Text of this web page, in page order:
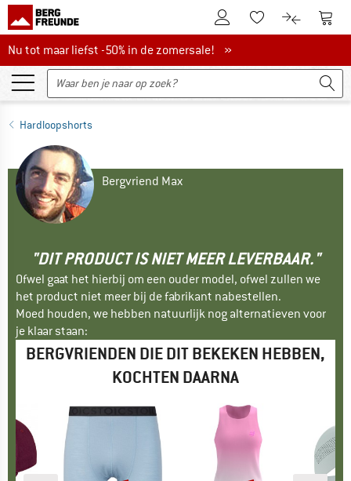
De klantenaccount
Naar deNaar de
Nu tot maar liefst -50% in de zomersale!
Nu tot maar liefst -50% in de zomersale! »
Hardloopshorts
Bergvriend Max
"DIT PRODUCT IS NIET MEER LEVERBAAR."
Ofwel gaat het hierbij om een ouder model, ofwel zullen we
het product niet meer bij de fabrikant nabestellen.
Moed houden, we hebben natuurlijk nog alternatieven voor
je klaar staan:
BERGVRIENDEN DIE DIT BEKEKEN HEBBEN,
KOCHTEN DAARNA